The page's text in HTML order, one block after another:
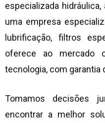
especializada
uma empresa
lubrificação, filtros
oferece ao mercado
tecnologia, com garantia
Tomamos decisões
encontrar a melhor